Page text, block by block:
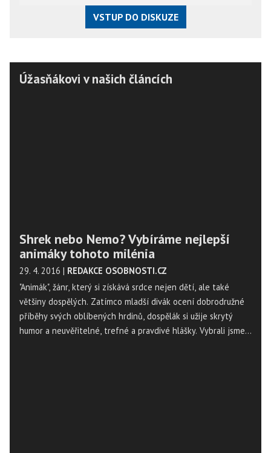
VSTUP DO DISKUZE
Úžasňákovi v našich článcích
Shrek nebo Nemo? Vybíráme nejlepší
animáky tohoto milénia
29. 4. 2016 | REDAKCE OSOBNOSTI.CZ
"Animák", žánr, který si získává srdce nejen dětí, ale také
většiny dospělých. Zatímco mladší divák ocení dobrodružné
příběhy svých oblíbených hrdinů, dospělák si užije skrytý
humor a neuvěřitelné, trefné a pravdivé hlášky. Vybrali jsme